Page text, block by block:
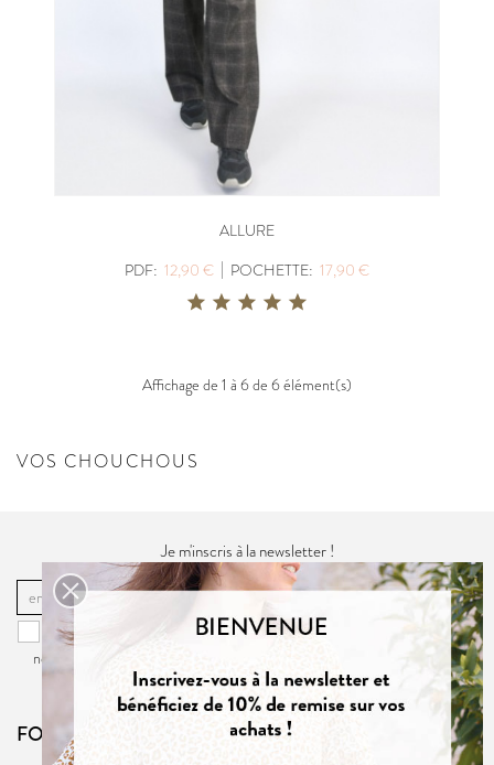
ALLURE
PDF: 12,90 € | POCHETTE: 17,90 €
Affichage de 1 à 6 de 6 élément(s)
VOS CHOUCHOUS
Je m'inscris à la newsletter !
OK
Vous pouvez vous désinscrire à tout moment. Vous trouverez pour cela
nos informations de contact dans la
du site.
FOLLOW US